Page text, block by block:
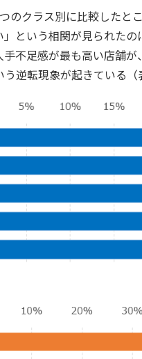
のクラス別に比較したと
という相関が見られた
不足感が最も高い店舗
逆転現象が起きている（